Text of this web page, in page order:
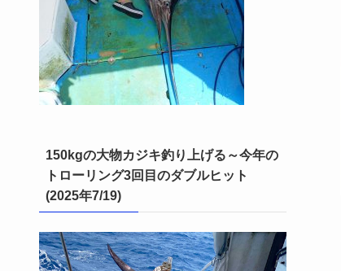
150kgの大物カジキ釣り上げる～今年の
トローリング3回目のダブルヒット
(2025年7/19)